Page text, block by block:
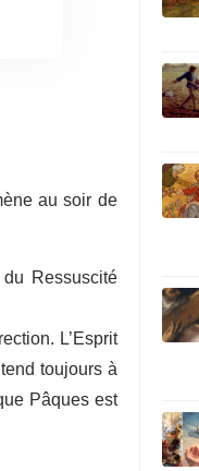
au soir de
Ressuscité
L’Esprit
toujours à
Pâques est